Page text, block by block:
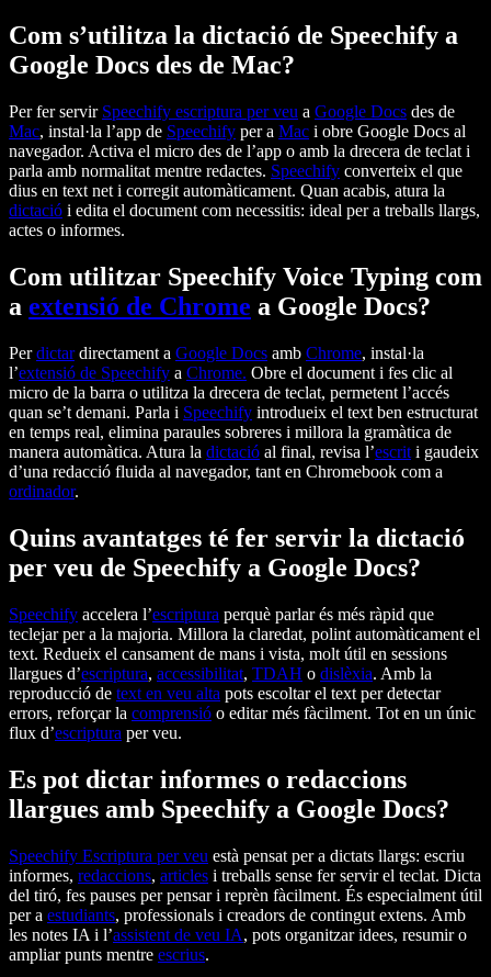
Com s’utilitza la dictació de Speechify a
Google Docs des de Mac?
Per fer servir Speechify escriptura per veu a Google Docs des de
Mac, instal·la l’app de Speechify per a Mac i obre Google Docs al
navegador. Activa el micro des de l’app o amb la drecera de teclat i
parla amb normalitat mentre redactes. Speechify converteix el que
dius en text net i corregit automàticament. Quan acabis, atura la
dictació i edita el document com necessitis: ideal per a treballs llargs,
actes o informes.
Com utilitzar Speechify Voice Typing com
a extensió de Chrome a Google Docs?
Perdictardirectament a Google Docs amb Chrome, instal·la
l’extensió de Speechify a Chrome. Obre el document i fes clic al
micro de la barra o utilitza la drecera de teclat, permetent l’accés
quan se’t demani. Parla i Speechify introdueix el text ben estructurat
en temps real, elimina paraules sobreres i millora la gramàtica de
manera automàtica. Atura la dictació al final, revisa l’escrit i gaudeix
d’una redacció fluida al navegador, tant en Chromebook com a
ordinador.
Quins avantatges té fer servir la dictació
per veu de Speechify a Google Docs?
Speechify accelera l’escriptura perquè parlar és més ràpid que
teclejar per a la majoria. Millora la claredat, polint automàticament el
text. Redueix el cansament de mans i vista, molt útil en sessions
llargues d’escriptura, accessibilitat, TDAH o dislèxia. Amb la
reproducció de text en veu alta pots escoltar el text per detectar
errors, reforçar la comprensió o editar més fàcilment. Tot en un únic
flux d’escriptura per veu.
Es pot dictar informes o redaccions
llargues amb Speechify a Google Docs?
Speechify Escriptura per veu està pensat per a dictats llargs: escriu
informes, redaccions, articles i treballs sense fer servir el teclat. Dicta
del tiró, fes pauses per pensar i reprèn fàcilment. És especialment útil
per a estudiants, professionals i creadors de contingut extens. Amb
les notes IA i l’assistent de veu IA, pots organitzar idees, resumir o
ampliar punts mentre escrius.